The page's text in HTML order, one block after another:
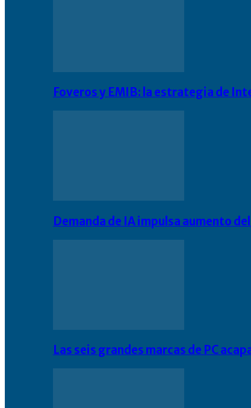
Foveros y EMIB: la estrategia de
Demanda de IA impulsa aumento
Las seis grandes marcas de PC